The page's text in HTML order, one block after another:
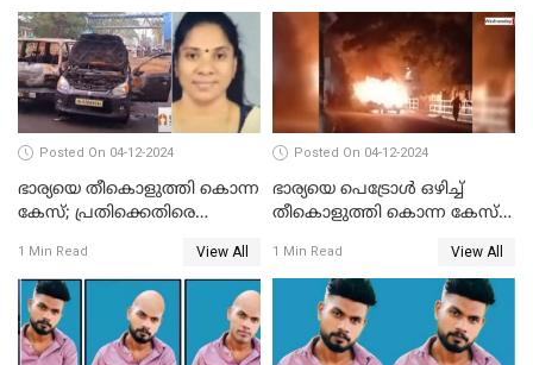
Posted On 04-12-2024
ഭാര്യയെ തീകൊളുത്തി കൊന്ന
കേസ്; പ്രതിക്കെതിരെ
വധശ്രമ കുറ്റവും ചുമത്തി
1 Min Read View All
Posted On 04-12-2024
ഭാര്യയെ പെട്രോള്‍ ഒഴിച്ച്
തീകൊളുത്തി കൊന്ന കേസ്‌;
രേഖപ്പെടുത്തി
1 Min Read View All